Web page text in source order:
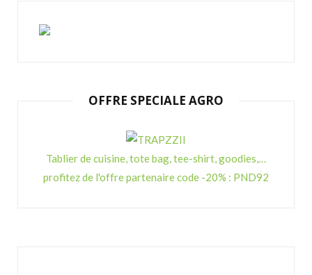
OFFRE SPECIALE AGRO
Tablier de cuisine, tote bag, tee-shirt, goodies,…
profitez de l'offre partenaire code -20% : PND92